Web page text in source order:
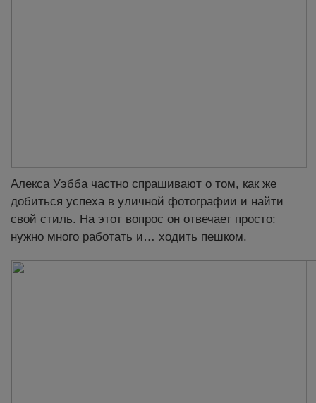
Алекса Уэбба частно спрашивают о том, как же
добиться успеха в уличной фотографии и найти
свой стиль. На этот вопрос он отвечает просто:
нужно много работать и… ходить пешком.